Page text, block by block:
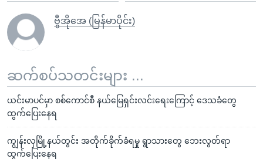
ဗွီအိုအေ (မြန်မာပိုင်း)
ဆက်စပ်သတင်းများ ...
ယင်းမာပင်မှာ စစ်ကောင်စီ နယ်မြေရှင်းလင်းရေးကြောင့် ဒေသခံတွေ
ထွက်ပြေးနေရ
ကျွန်းလှမြို့နယ်တွင်း အတိုက်ခိုက်ခံရမှု ရွာသားတွေ ဘေးလွတ်ရာ
ထွက်ပြေးနေရ